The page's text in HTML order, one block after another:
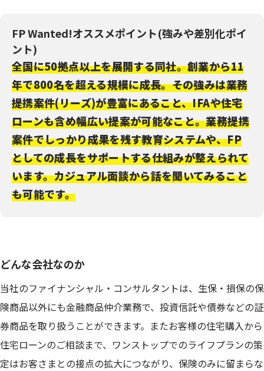
FP Wanted!オススメポイント(強みや差別化ポイ
ント)
全国に50拠点以上を展開する同社。創業から11
年で800名を超える規模に成長。その強みは業務
提携案件(リーズ)が豊富にあること、IFAや住宅
ローンも含め幅広い提案が可能なこと。業務提携
案件でしっかり成果を残す教育システムや、FP
としての成長をサポートする仕組みが整えられて
います。カジュアル面談から話を聞いてみること
も可能です。
どんな会社なのか
当社のファイナンシャル・コンサルタントは、生保・損保の保
険商品以外にも金融商品仲介業務で、投資信託や債券などの証
券商品を取り扱うことができます。またお客様の住宅購入から
住宅ローンのご相談まで、ワンストップでのライフプランの策
定はお客さまとの接点の拡大につながり、保険のみに留まらな